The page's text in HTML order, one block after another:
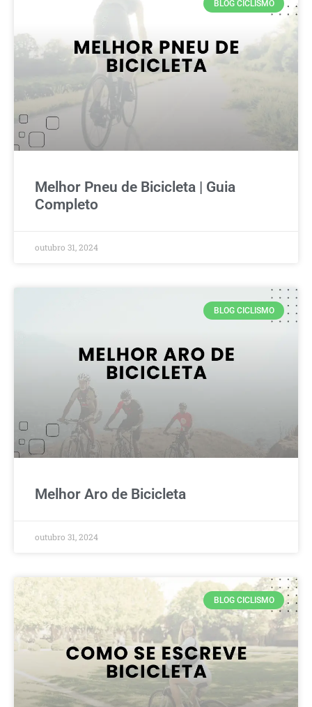
BLOG CICLISMO
Melhor Pneu de Bicicleta | Guia
Completo
outubro 31, 2024
BLOG CICLISMO
Melhor Aro de Bicicleta
outubro 31, 2024
BLOG CICLISMO